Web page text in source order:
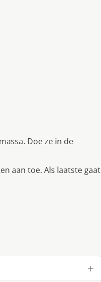
Doe ze in de
aan toe. Als laatste gaat